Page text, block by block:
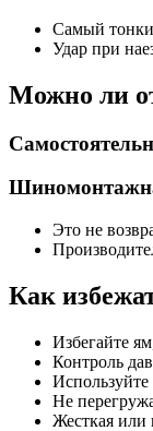
Самый
Удар при
Можно ли
Это не
Как
Избегайте
Контроль
Не
Жесткая или